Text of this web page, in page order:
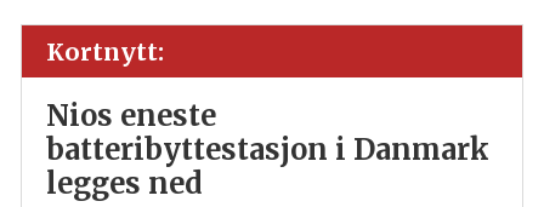
Kortnytt:
Nios eneste
batteribyttestasjon i Danmark
legges ned